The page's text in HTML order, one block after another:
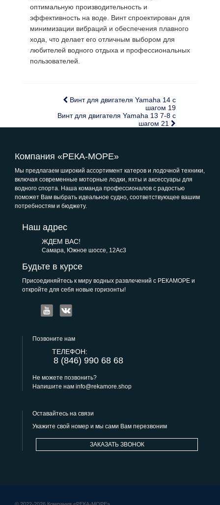
оптимальную производительность и
эффективность на воде. Винт спроектирован для
минимизации вибраций и обеспечения плавного
хода, что делает его отличным выбором для
любителей водного отдыха и профессиональных
пользователей.
Винт для двигателя Yamaha 14 с
шагом 19
Винт для двигателя Yamaha 13 7-8 с
шагом 21
Компания «РЕКА-МОРЕ»
Мы предлагаем широкий ассортимент катеров и лодочной техники,
включая современные моторные лодки, яхты и аксессуары для
водного спорта. Наша команда профессионалов с радостью
поможет Вам выбрать идеальное судно, соответствующее вашим
потребностям и бюджету.
Наш адрес
ЖДЕМ ВАС!
Самара, Южное шоссе, 12Ас3
Будьте в курсе
Присоединяйтесь к миру водных развлечений с РЕКАМОРЕ и
откройте для себя новые горизонты!
Позвоните нам
ТЕЛЕФОН:
8 (846) 990 68 68
Не можете позвонить?
Напишите нам info@rekamore.shop
Оставайтесь на связи
Укажите свой номер и мы сами Вам перезвоним
ЗАКАЗАТЬ ЗВОНОК